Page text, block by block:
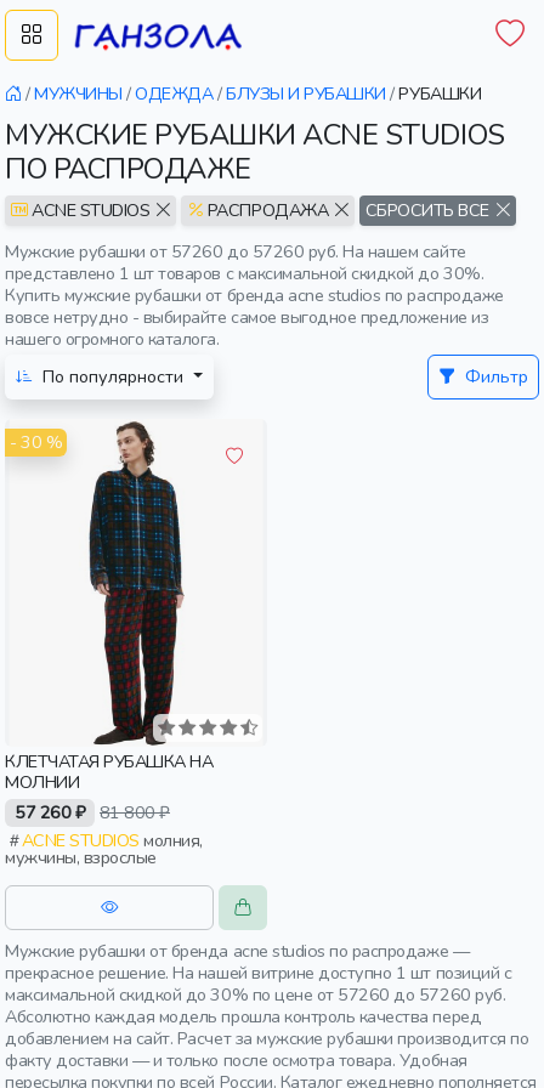
/МУЖЧИНЫ /ОДЕЖДА/БЛУЗЫ И РУБАШКИ /РУБАШКИ
МУЖСКИЕ РУБАШКИ ACNE STUDIOS
ПО РАСПРОДАЖЕ
ACNE STUDIOS РАСПРОДАЖА
СБРОСИТЬ ВСЕ
Мужские рубашки от 57260 до 57260 руб. На нашем сайте
представлено 1 шт товаров с максимальной скидкой до 30%.
Купить мужские рубашки от бренда acne studios по распродаже
вовсе нетрудно - выбирайте самое выгодное предложение из
нашего огромного каталога.
По популярности
Фильтр
- 30 %
КЛЕТЧАТАЯ РУБАШКА НА
МОЛНИИ
57 260 ₽ 81 800 ₽
ACNE STUDIOS молния,
мужчины, взрослые
Мужские рубашки от бренда acne studios по распродаже —
прекрасное решение. На нашей витрине доступно 1 шт позиций с
максимальной скидкой до 30% по цене от 57260 до 57260 руб.
Абсолютно каждая модель прошла контроль качества перед
добавлением на сайт. Расчет за мужские рубашки производится по
факту доставки — и только после осмотра товара. Удобная
пересылка покупки по всей России. Каталог ежедневно пополняется